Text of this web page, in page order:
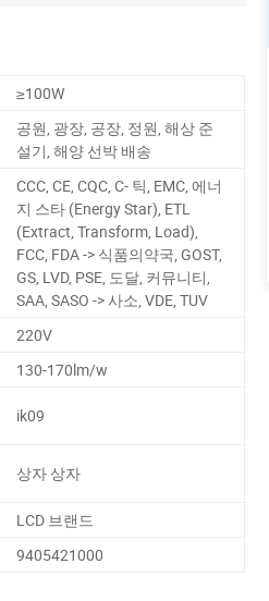
≥100W
공원, 광장, 공장, 정원, 해상 준
설기, 해양 선박 배송
CCC, CE, CQC, C- 틱, EMC, 에너
지 스타 (Energy Star), ETL
(Extract, Transform, Load),
FCC, FDA -> 식품의약국, GOST,
GS, LVD, PSE, 도달, 커뮤니티,
SAA, SASO -> 사소, VDE, TUV
220V
130-170lm/w
ik09
상자 상자
LCD 브랜드
9405421000